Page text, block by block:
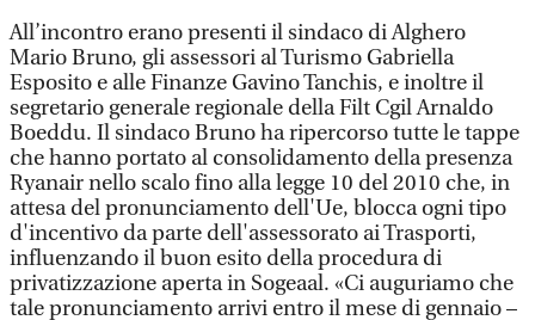
All’incontro erano presenti il sindaco di Alghero
Mario Bruno, gli assessori al Turismo Gabriella
Esposito e alle Finanze Gavino Tanchis, e inoltre il
segretario generale regionale della Filt Cgil Arnaldo
Boeddu. Il sindaco Bruno ha ripercorso tutte le tappe
che hanno portato al consolidamento della presenza
Ryanair nello scalo fino alla legge 10 del 2010 che, in
attesa del pronunciamento dell'Ue, blocca ogni tipo
d'incentivo da parte dell'assessorato ai Trasporti,
influenzando il buon esito della procedura di
privatizzazione aperta in Sogeaal. «Ci auguriamo che
tale pronunciamento arrivi entro il mese di gennaio –